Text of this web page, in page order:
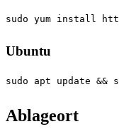
sudo yum install
Ubuntu
sudo apt update &&
Ablageort